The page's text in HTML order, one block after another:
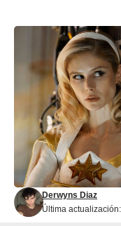
Última
Derwyns Diaz